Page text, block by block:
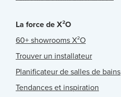
La force de X²O
60+ showrooms X²O
Trouver un installateur
Planificateur de salles de bains
Tendances et inspiration